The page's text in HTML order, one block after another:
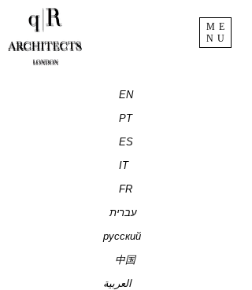
ME
NU
EN
PT
ES
IT
FR
עברית
русский
中国
العربية